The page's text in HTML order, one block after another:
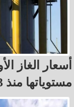
أسعار الغاز
مستوياتها منذ 3 أسابيع